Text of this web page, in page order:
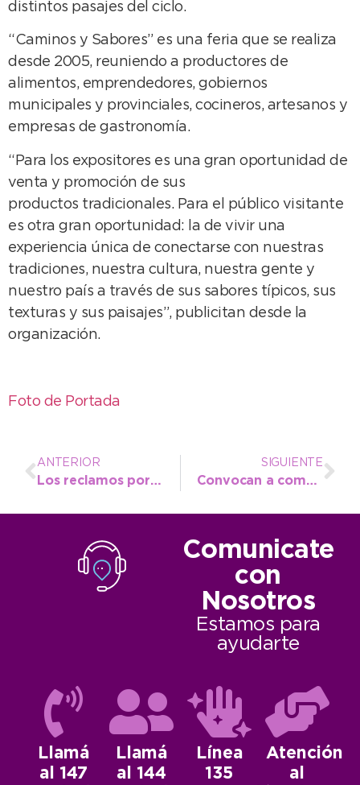
distintos pasajes del ciclo.
“Caminos y Sabores” es una feria que se realiza
desde 2005, reuniendo a productores de
alimentos, emprendedores, gobiernos
municipales y provinciales, cocineros, artesanos y
empresas de gastronomía.
“Para los expositores es una gran oportunidad de
venta y promoción de sus
productos tradicionales. Para el público visitante
es otra gran oportunidad: la de vivir una
experiencia única de conectarse con nuestras
tradiciones, nuestra cultura, nuestra gente y
nuestro país a través de sus sabores típicos, sus
texturas y sus paisajes”, publicitan desde la
organización.
Foto de Portada
ANTERIOR
Los reclamos por ventas online encabezaron las estadísticas de junio en OMIC
SIGUIENTE
Convocan a comercios locales a protagonizar la quinta entrega de NecoDescuentos
Comunicate
con
Nosotros
Estamos para
ayudarte
Llamá
al 147
Llamá
al 144
Línea
135
Atención
al